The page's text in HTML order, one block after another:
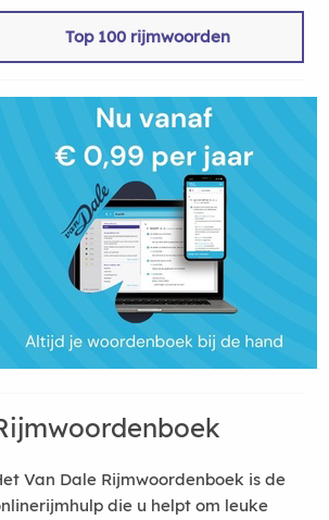
Top 100 rijmwoorden
Van Dale Rijmwoordenboek is de
die u helpt om leuke